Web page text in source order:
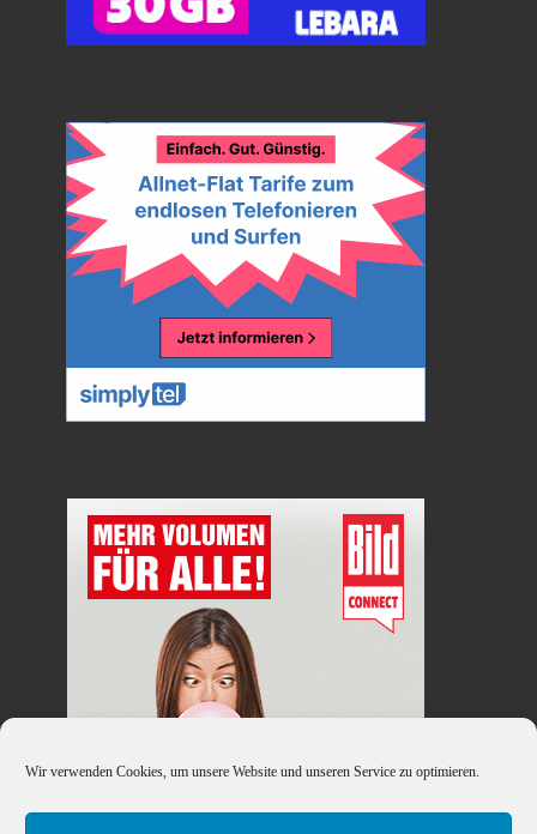
Wir verwenden Cookies, um unsere Website und unseren Service zu optimieren.